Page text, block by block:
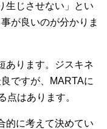
生じさせない」とい
が良いのが分かりま
あります。ジスキネ
ですが、MARTAに
点はあります。
的に考えて決めてい